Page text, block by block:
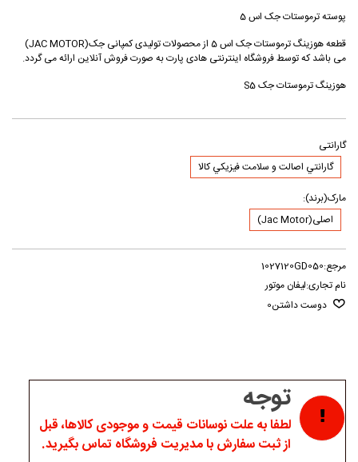
پوسته ترموستات جک اس 5
قطعه هوزینگ ترموستات جک اس 5 از محصولات تولیدی کمپانی جک(JAC MOTOR)
می باشد که توسط فروشگاه اینترنتی هادی پارت به صورت فروش آنلاین ارائه می گردد.
هوزینگ ترموستات جک S5
گارانتی
گارانتي اصالت و سلامت فيزيکي کالا
مارک(برند):
اصلی(Jac Motor)
مرجع:1027120GD050
نام تجاری:لیفان موتور
دوست داشتن0
توجه
لطفا به علت نوسانات قیمت و موجودی کالاها، قبل
از ثبت سفارش با مدیریت فروشگاه تماس بگیرید.